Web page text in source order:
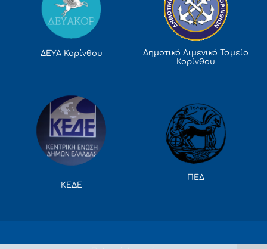
ΔΕΥΑ Κορίνθου
Δημοτικό Λιμενικό Ταμείο
Κορίνθου
ΚΕΔΕ
ΠΕΔ